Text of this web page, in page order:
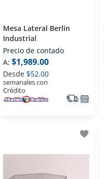
Mesa Lateral Berlin
Industrial
Precio de contado
A: $1,989.00
Desde $52.00
semanales con
Crédito
favorite